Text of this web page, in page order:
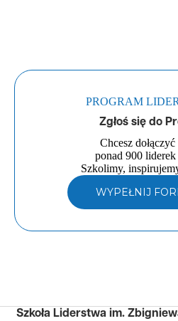
PROGRAM
Zgłoś się do
Chcesz
ponad 900
Szkolimy,
WYPEŁNIJ
Szkoła Liderstwa im.